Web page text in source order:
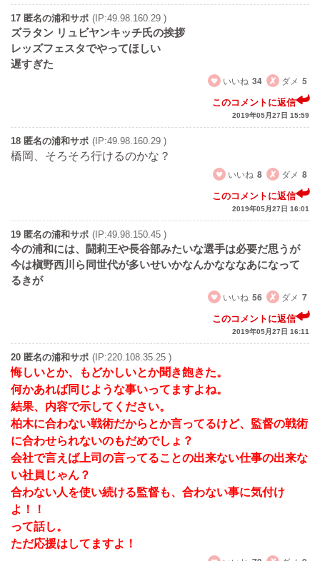
17 匿名の浦和サポ (IP:49.98.160.29 )
ズラタン リュビヤンキッチ氏の挨拶
レッズフェスタでやってほしい
遅すぎた
いいね 34 ダメ 5
このコメントに返信
2019年05月27日 15:59
18 匿名の浦和サポ (IP:49.98.160.29 )
橋岡、そろそろ行けるのかな？
いいね 8 ダメ 8
このコメントに返信
2019年05月27日 16:01
19 匿名の浦和サポ (IP:49.98.150.45 )
今の浦和には、闘莉王や長谷部みたいな選手は必要だ思うが
今は槇野西川ら同世代が多いせいかなんかなななあになって
るきが
いいね 56 ダメ 7
このコメントに返信
2019年05月27日 16:11
20 匿名の浦和サポ (IP:220.108.35.25 )
悔しいとか、もどかしいとか聞き飽きた。
何かあれば同じような事いってますよね。
結果、内容で示してください。
柏木に合わない戦術だからとか言ってるけど、監督の戦術
に合わせられないのもだめでしょ？
会社で言えば上司の言ってることの出来ない仕事の出来な
い社員じゃん？
合わない人を使い続ける監督も、合わない事に気付け
よ！！
って話し。
ただ応援はしてますよ！